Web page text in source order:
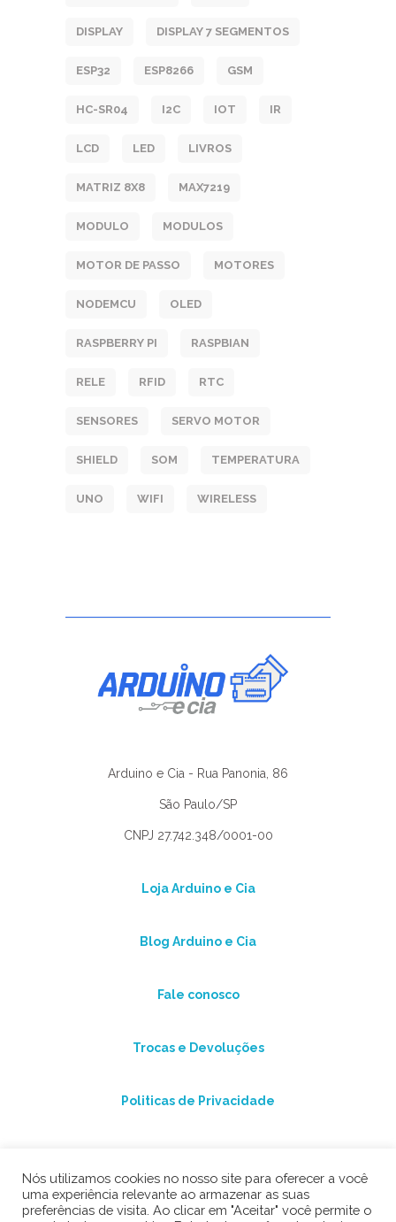
DISPLAY DISPLAY 7 SEGMENTOS
ESP32 ESP8266 GSM
HC-SR04 I2C IOT IR
LCD LED LIVROS
MATRIZ 8X8 MAX7219
MODULO MODULOS
MOTOR DE PASSO MOTORES
NODEMCU OLED
RASPBERRY PI RASPBIAN
RELE RFID RTC
SENSORES SERVO MOTOR
SHIELD SOM TEMPERATURA
UNO WIFI WIRELESS
Arduino e Cia - Rua Panonia, 86
São Paulo/SP
CNPJ 27.742.348/0001-00
Loja Arduino e Cia
Blog Arduino e Cia
Fale conosco
Trocas e Devoluções
Politicas de Privacidade
Nós utilizamos cookies no nosso site para oferecer a você
uma experiência relevante ao armazenar as suas
preferências de visita. Ao clicar em "Aceitar" você permite o